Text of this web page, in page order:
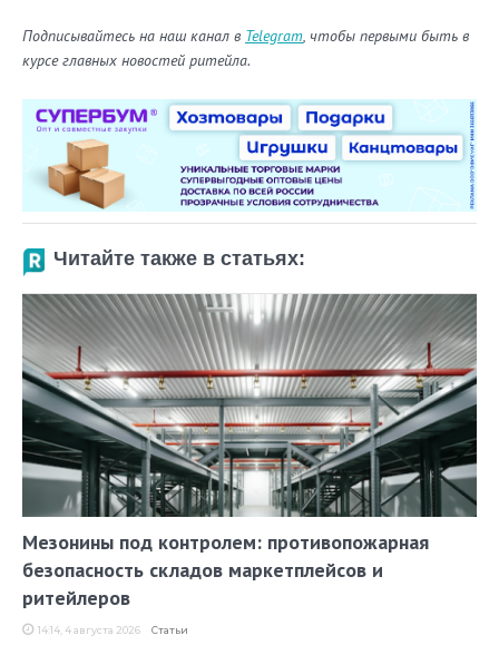
Подписывайтесь на наш канал в Telegram, чтобы первыми быть в
курсе главных новостей ритейла.
Читайте также в статьях:
Мезонины под контролем: противопожарная
безопасность складов маркетплейсов и
ритейлеров
14:14, 4 августа 2026 Статьи